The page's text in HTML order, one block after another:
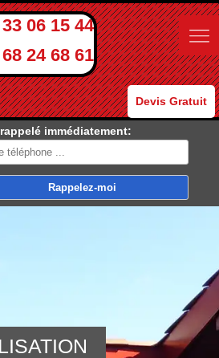
06 15 44
24 68 61
Devis Gratuit
immédiatement: